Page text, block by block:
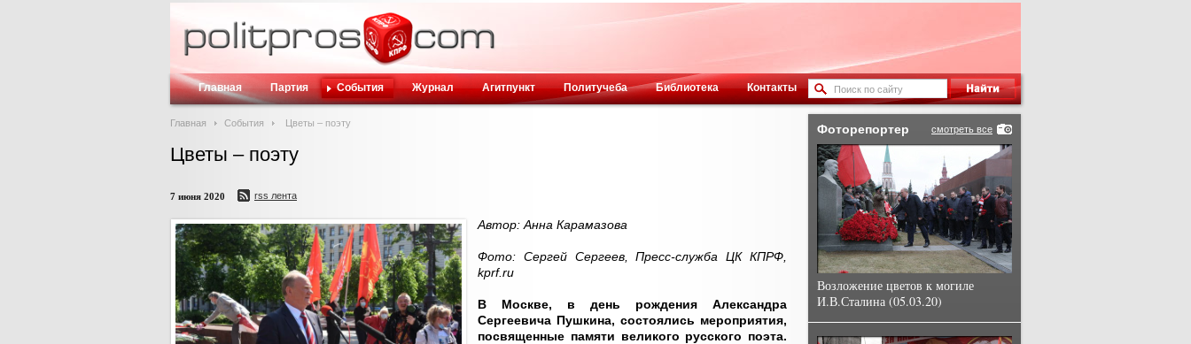
Главная Партия События Журнал Агитпункт Политучеба Библиотека Контакты
Главная События Цветы – поэту
Цветы – поэту
7 июня 2020 rss лента
Автор: Анна Карамазова
Фото: Сергей Сергеев, Пресс-служба ЦК КПРФ,
kprf.ru
В Москве, в день рождения Александра
Сергеевича Пушкина, состоялись мероприятия,
посвященные памяти великого русского поэта.
смотреть все
Фоторепортер
Возложение цветов к могиле
И.В.Сталина (05.03.20)